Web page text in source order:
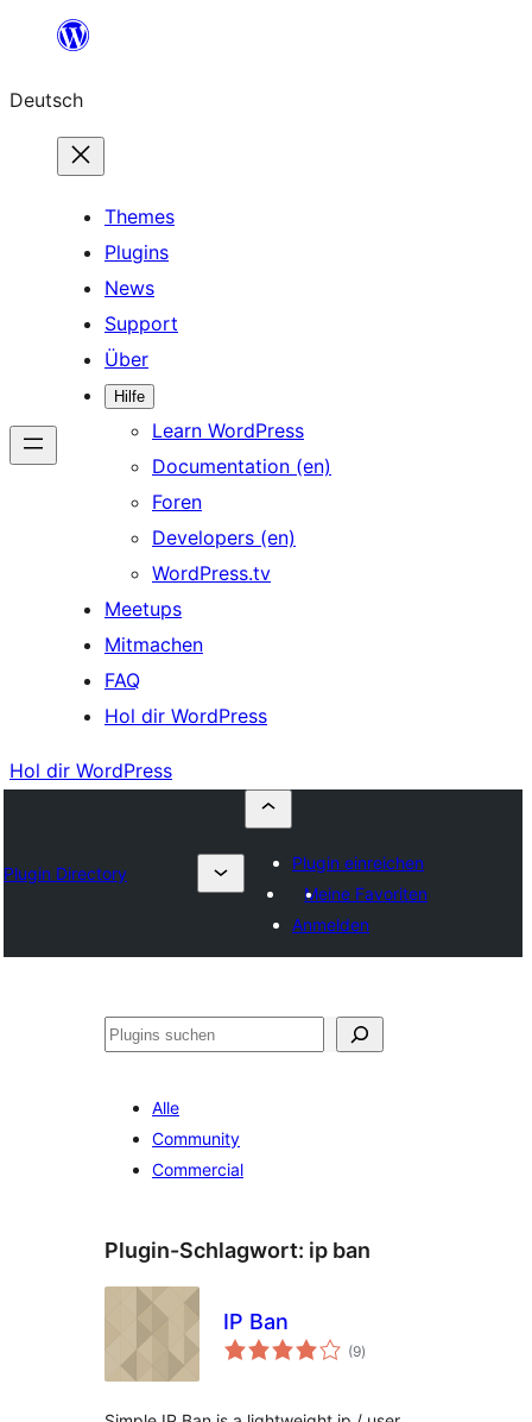
springen
Deutsch
Themes
Plugins
News
Support
Über
Hilfe
Learn WordPress
Documentation (en)
Foren
Developers (en)
WordPress.tv
Meetups
Mitmachen
FAQ
Hol dir WordPress
Hol dir WordPress
Plugin Directory
Plugin einreichen
Meine Favoriten
Anmelden
Suchen
Alle
Community
Commercial
Plugin-Schlagwort: ip ban
IP Ban
(9Bewertungen
insgesamt
)